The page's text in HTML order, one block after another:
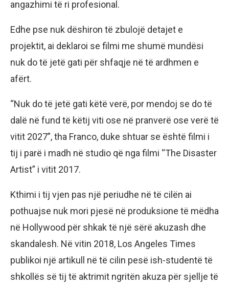
angazhimi të ri profesional.
Edhe pse nuk dëshiron të zbulojë detajet e
projektit, ai deklaroi se filmi me shumë mundësi
nuk do të jetë gati për shfaqje në të ardhmen e
afërt.
“Nuk do të jetë gati këtë verë, por mendoj se do të
dalë në fund të këtij viti ose në pranverë ose verë të
vitit 2027”, tha Franco, duke shtuar se është filmi i
tij i parë i madh në studio që nga filmi “The Disaster
Artist” i vitit 2017.
Kthimi i tij vjen pas një periudhe në të cilën ai
pothuajse nuk mori pjesë në produksione të mëdha
në Hollywood për shkak të një sërë akuzash dhe
skandalesh. Në vitin 2018, Los Angeles Times
publikoi një artikull në të cilin pesë ish-studentë të
shkollës së tij të aktrimit ngritën akuza për sjellje të